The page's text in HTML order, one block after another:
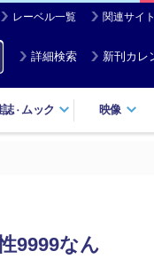
レーベル一覧 関連サイト
詳細検索 新刊カレ
誌・ ムック 映像
9999なん